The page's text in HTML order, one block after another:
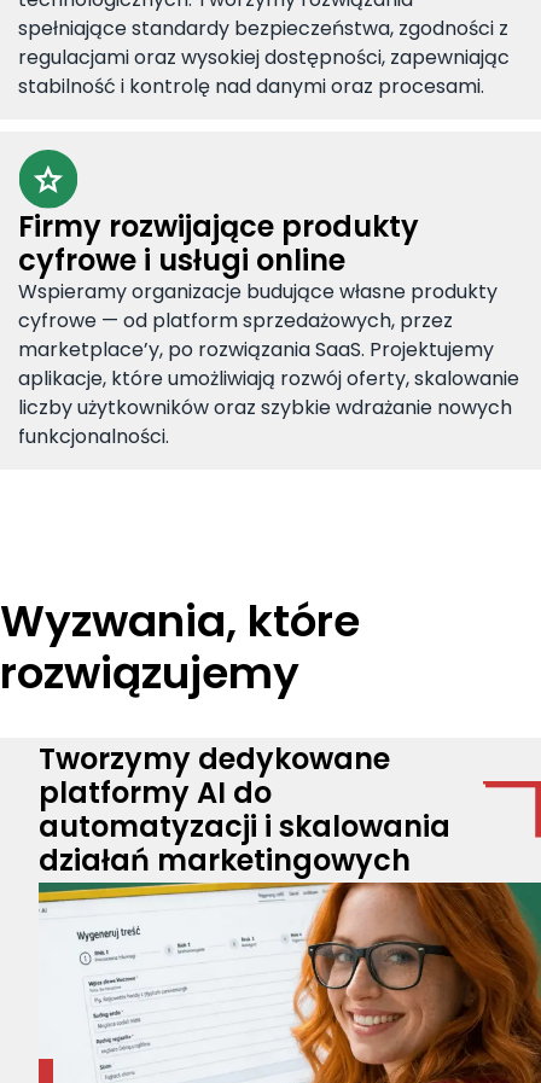
spełniające standardy bezpieczeństwa, zgodności z
regulacjami oraz wysokiej dostępności, zapewniając
stabilność i kontrolę nad danymi oraz procesami.
Firmy rozwijające produkty
cyfrowe i usługi online
Wspieramy organizacje budujące własne produkty
cyfrowe — od platform sprzedażowych, przez
marketplace’y, po rozwiązania SaaS. Projektujemy
aplikacje, które umożliwiają rozwój oferty, skalowanie
liczby użytkowników oraz szybkie wdrażanie nowych
funkcjonalności.
Wyzwania, które
rozwiązujemy
Tworzymy dedykowane
platformy AI do
automatyzacji i skalowania
działań marketingowych